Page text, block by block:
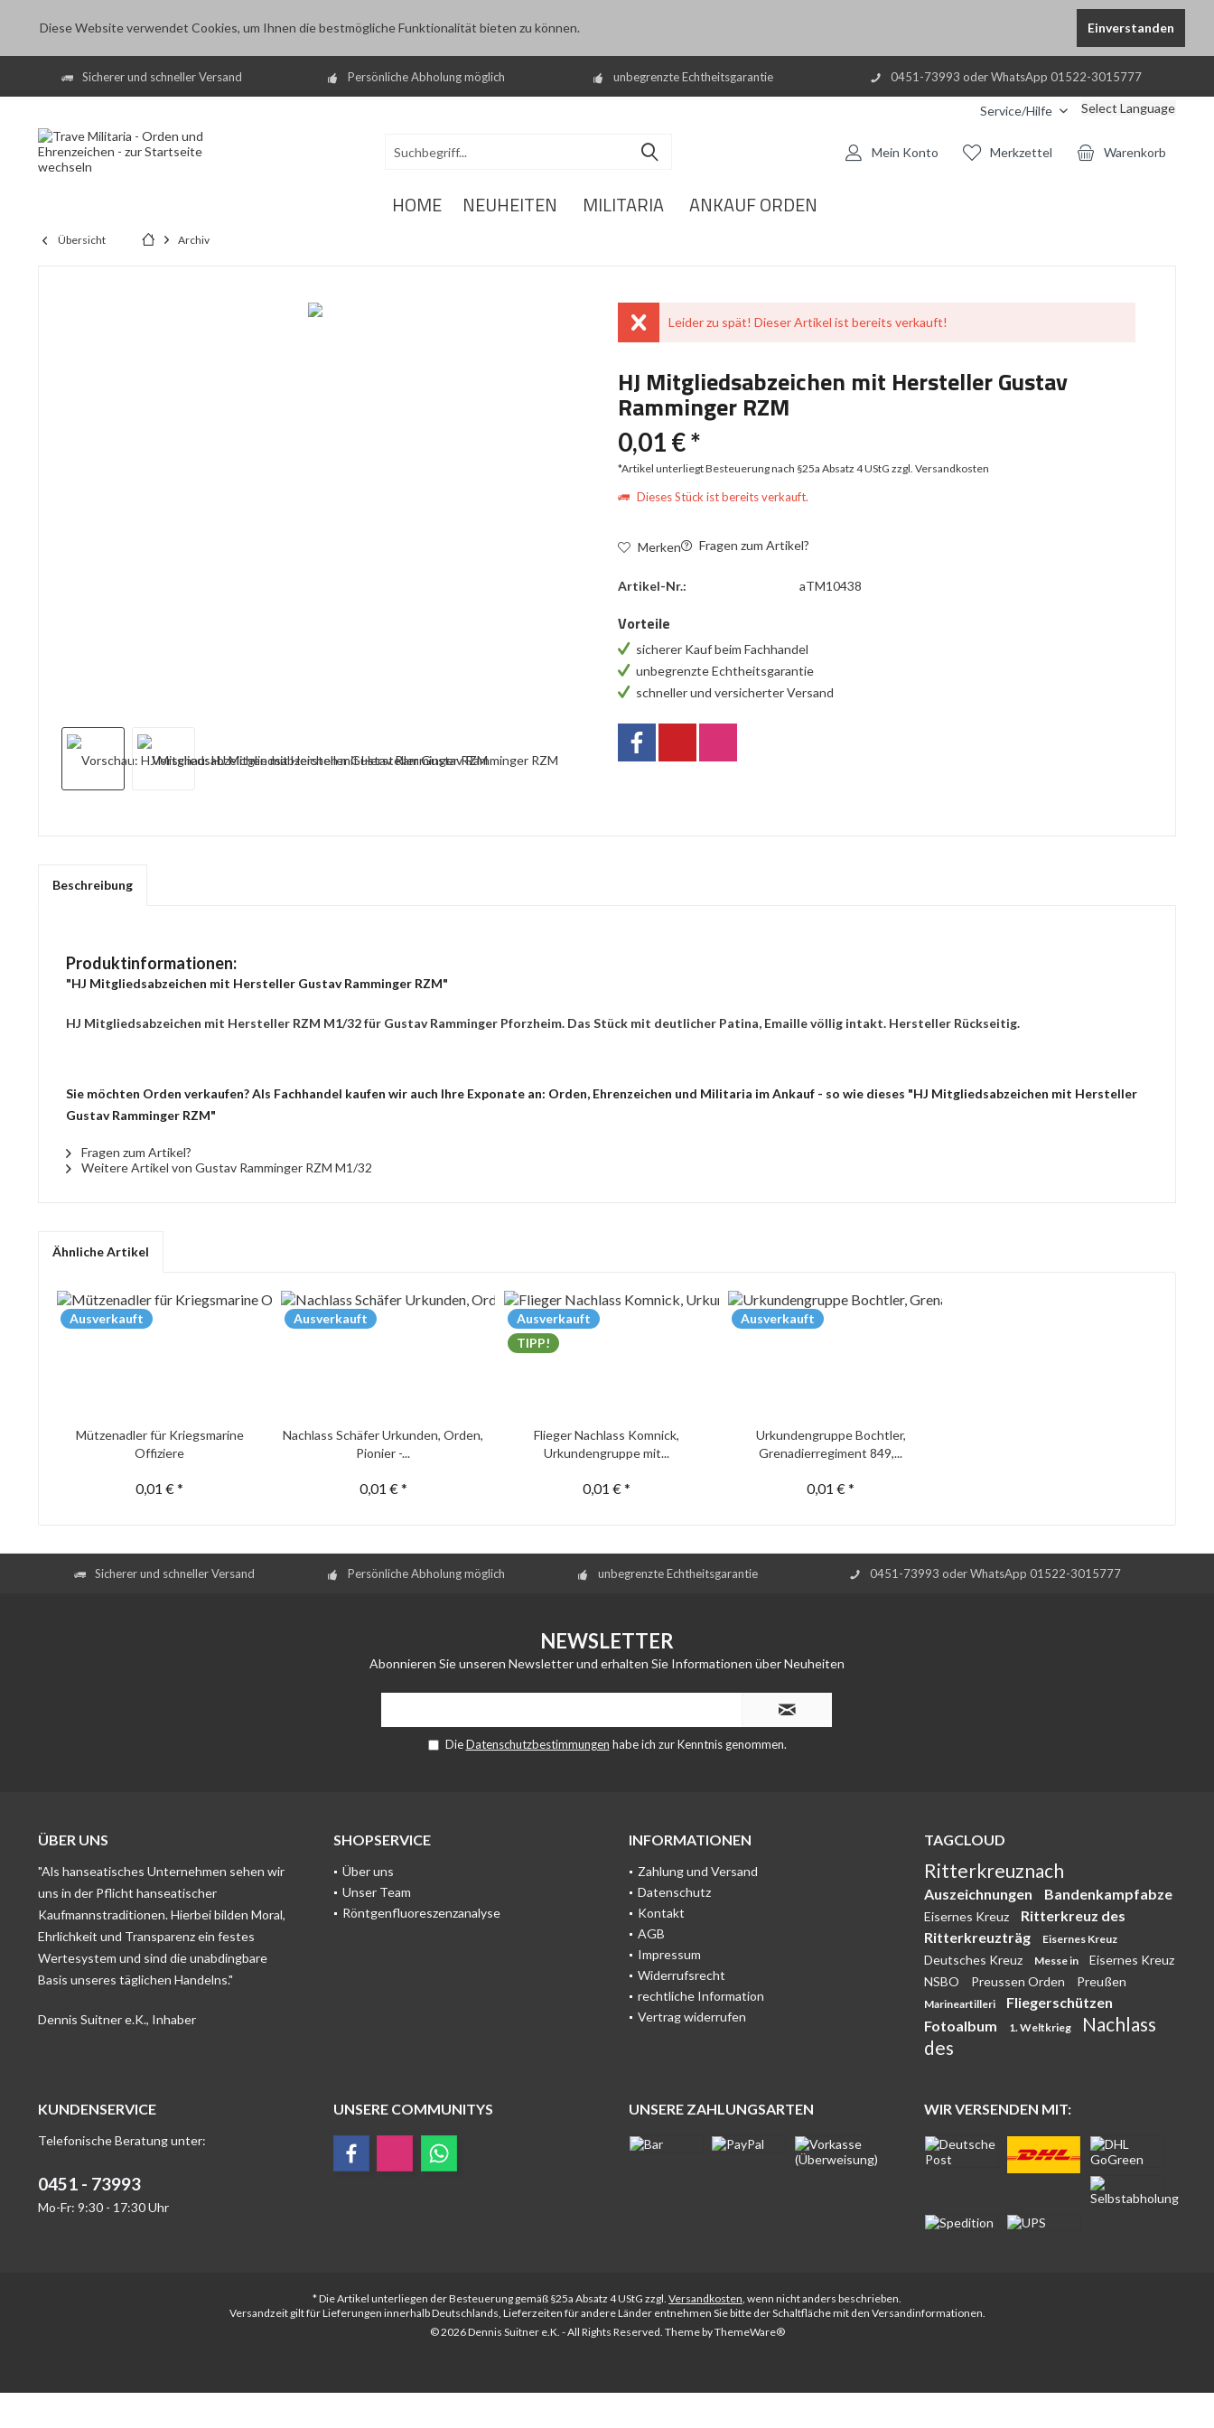
Diese Website verwendet Cookies, um Ihnen die bestmögliche Funktionalität bieten zu können. Einverstanden
Sicherer und schneller Versand Persönliche Abholung möglich unbegrenzte Echtheitsgarantie 0451-73993 oder WhatsApp 01522-3015777
Service/Hilfe Select Language
Warenkorb
Merkzettel
Mein Konto
HOME NEUHEITEN MILITARIA ANKAUF ORDEN
Übersicht Archiv
Leider zu spät! Dieser Artikel ist bereits verkauft!
HJ Mitgliedsabzeichen mit Hersteller Gustav
Ramminger RZM
0,01 € *
*Artikel unterliegt Besteuerung nach §25a Absatz 4 UStGzzgl. Versandkosten
Dieses Stück ist bereits verkauft.
Merken Fragen zum Artikel?
Artikel-Nr.: aTM10438
Vorteile
sicherer Kauf beim Fachhandel
unbegrenzte Echtheitsgarantie
schneller und versicherter Versand
Beschreibung
Produktinformationen:
"HJ Mitgliedsabzeichen mit Hersteller Gustav Ramminger RZM"
HJ Mitgliedsabzeichen mit Hersteller RZM M1/32 für Gustav Ramminger Pforzheim. Das Stück mit deutlicher Patina, Emaille völlig intakt. Hersteller Rückseitig.
Sie möchten Orden verkaufen? Als Fachhandel kaufen wir auch Ihre Exponate an: Orden, Ehrenzeichen und Militaria im Ankauf - so wie dieses "HJ Mitgliedsabzeichen mit Hersteller
Gustav Ramminger RZM"
Fragen zum Artikel?
Weitere Artikel von Gustav Ramminger RZM M1/32
Ähnliche Artikel
Ausverkauft
Mützenadler für Kriegsmarine
Offiziere
0,01 € *
Ausverkauft
Nachlass Schäfer Urkunden, Orden,
Pionier -...
0,01 € *
Ausverkauft
TIPP!
Flieger Nachlass Komnick,
Urkundengruppe mit...
0,01 € *
Ausverkauft
Urkundengruppe Bochtler,
Grenadierregiment 849,...
0,01 € *
Sicherer und schneller Versand Persönliche Abholung möglich unbegrenzte Echtheitsgarantie 0451-73993 oder WhatsApp 01522-3015777
NEWSLETTER
Abonnieren Sie unseren Newsletter und erhalten Sie Informationen über Neuheiten
DieDatenschutzbestimmungen habe ich zur Kenntnis genommen.
ÜBER UNS
"Als hanseatisches Unternehmen sehen wir
uns in der Pflicht hanseatischer
Kaufmannstraditionen. Hierbei bilden Moral,
Ehrlichkeit und Transparenz ein festes
Wertesystem und sind die unabdingbare
Basis unseres täglichen Handelns."
Dennis Suitner e.K., Inhaber
SHOPSERVICE
Über uns
Unser Team
Röntgenfluoreszenzanalyse
INFORMATIONEN
Zahlung und Versand
Datenschutz
Kontakt
AGB
Impressum
Widerrufsrecht
rechtliche Information
Vertrag widerrufen
TAGCLOUD
Ritterkreuznach
Auszeichnungen Bandenkampfabze
Eisernes Kreuz
Ritterkreuz des
Ritterkreuzträg
Eisernes Kreuz
Deutsches Kreuz Messe in
Eisernes Kreuz
NSBO
Preussen Orden Preußen
Marineartilleri
Fliegerschützen
Fotoalbum
1. Weltkrieg
Nachlass
des
KUNDENSERVICE
Telefonische Beratung unter:
0451 - 73993
Mo-Fr: 9:30 - 17:30 Uhr
UNSERE COMMUNITYS UNSERE ZAHLUNGSARTEN WIR VERSENDEN MIT:
* Die Artikel unterliegen der Besteuerung gemäß §25a Absatz 4 UStG zzgl. Versandkosten, wenn nicht anders beschrieben.
Versandzeit gilt für Lieferungen innerhalb Deutschlands, Lieferzeiten für andere Länder entnehmen Sie bitte der Schaltfläche mit den Versandinformationen.
© 2026 Dennis Suitner e.K. - All Rights Reserved. Theme byThemeWare®